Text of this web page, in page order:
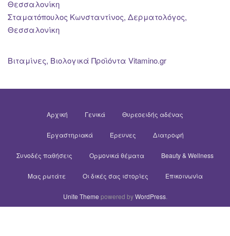
Θεσσαλονίκη
Σταματόπουλος Κωνσταντίνος, Δερματολόγος,
Θεσσαλονίκη
Βιταμίνες, Βιολογικά Προϊόντα Vitamino.gr
Αρχική Γενικά Θυρεοειδής αδένας
Εργαστηριακά Έρευνες Διατροφή
Συνοδές παθήσεις Ορμονικά θέματα Beauty & Wellness
Μας ρωτάτε Οι δικές σας ιστορίες Επικοινωνία
Unite Theme powered byWordPress.